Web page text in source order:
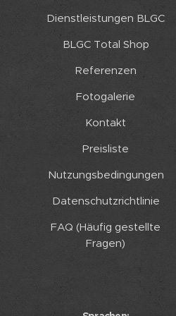
Dienstleistungen BLGC
BLGC Total Shop
Referenzen
Fotogalerie
Kontakt
Preisliste
Nutzungsbedingungen
Datenschutzrichtlinie
FAQ (Häufig gestellte
Fragen)